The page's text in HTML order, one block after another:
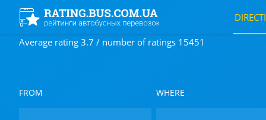
Average rating 3.7 / number of ratings 15451
FROM WHERE